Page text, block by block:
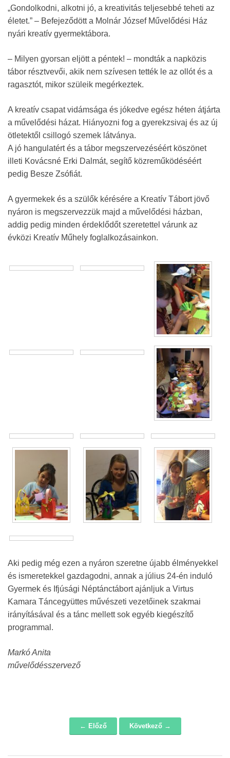
„Gondolkodni, alkotni jó, a kreativitás teljesebbé teheti az
életet.” – Befejeződött a Molnár József Művelődési Ház
nyári kreatív gyermektábora.
– Milyen gyorsan eljött a péntek! – mondták a napközis
tábor résztvevői, akik nem szívesen tették le az ollót és a
ragasztót, mikor szüleik megérkeztek.
A kreatív csapat vidámsága és jókedve egész héten átjárta
a művelődési házat. Hiányozni fog a gyerekzsivaj és az új
ötletektől csillogó szemek látványa.
A jó hangulatért és a tábor megszervezéséért köszönet
illeti Kovácsné Erki Dalmát, segítő közreműködéséért
pedig Besze Zsófiát.
A gyermekek és a szülők kérésére a Kreatív Tábort jövő
nyáron is megszervezzük majd a művelődési házban,
addig pedig minden érdeklődőt szeretettel várunk az
évközi Kreatív Műhely foglalkozásainkon.
Aki pedig még ezen a nyáron szeretne újabb élményekkel
és ismeretekkel gazdagodni, annak a július 24-én induló
Gyermek és Ifjúsági Néptánctábort ajánljuk a Virtus
Kamara Táncegyüttes művészeti vezetőinek szakmai
irányításával és a tánc mellett sok egyéb kiegészítő
programmal.
Markó Anita
művelődésszervező
← Előző Következő →